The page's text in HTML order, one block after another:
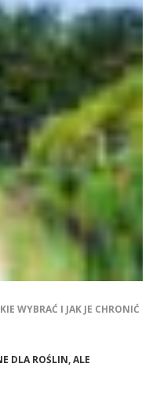
WYBRAĆ I JAK JE CHRONIĆ
DLA ROŚLIN, ALE